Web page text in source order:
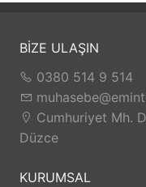
BİZE ULAŞIN
0380 514 9 514
Cumhuriyet Mh.
Düzce
KURUMSAL